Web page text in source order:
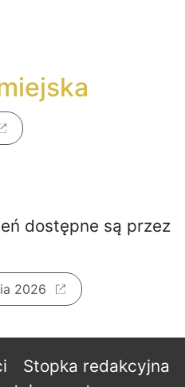
dostępne są przez
2026
Stopka redakcyjna